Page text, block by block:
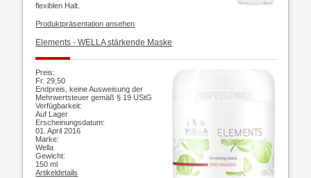
flexiblen Halt.
Produktpräsentation ansehen
Elements - WELLA stärkende Maske
Preis:
Fr. 29,50
Endpreis, keine Ausweisung der
Mehrwertsteuer gemäß § 19 UStG
Verfügbarkeit:
Auf Lager
Erscheinungsdatum:
01. April 2016
Marke:
Wella
Gewicht:
150 ml
Artikeldetails